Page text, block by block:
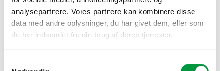
analysepartnere. Vores partnere kan kombinere disse
data med andre oplysninger, du har givet dem, eller som
de har indsamlet fra din brug af deres tjenester.
BESKRIVELSE
YDERLIGERE INFORMATION